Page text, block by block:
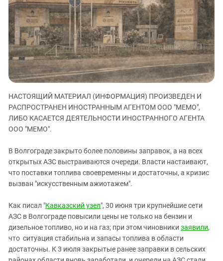
ЗАСТАВЛЯЕТ
КАВКАЗ ЗА ПАЛЕСТИНУ
ИНАКОМЫСЛИЕ В ЧЕЧНЕ
ПРЕСЛЕДОВАНИЕ АКТИВИСТОВ
МОБИЛИЗАЦИЯ И ПРОТЕСТЫ
Дагестан
Ингушетия
Кабардино-Балкария
Калмыкия
Карачаево-Черкесия
Краснодарский край
Нагорный Карабах
Российская Федерация
Ростовская область
Северная Осетия - Алания
СКФО
Ставропольский край
Южная Осетия
ЮФО
НАСТОЯЩИЙ МАТЕРИАЛ (ИНФОРМАЦИЯ) ПРОИЗВЕДЕН И
РАСПРОСТРАНЕН ИНОСТРАННЫМ АГЕНТОМ ООО "МЕМО",
ЛИБО КАСАЕТСЯ ДЕЯТЕЛЬНОСТИ ИНОСТРАННОГО АГЕНТА
ООО "МЕМО".
В Волгограде закрыто более половины заправок, а на всех
открытых АЗС выстраиваются очереди. Власти настаивают,
что поставки топлива своевременны и достаточны, а кризис
вызван "искусственным ажиотажем".
Как писал "Кавказский узел", 30 июня три крупнейшие сети
АЗС в Волгограде повысили цены не только на бензин и
дизельное топливо, но и на газ; при этом чиновники заявили,
что ситуация стабильна и запасы топлива в области
достаточны. К 3 июля закрытые ранее заправки в сельских